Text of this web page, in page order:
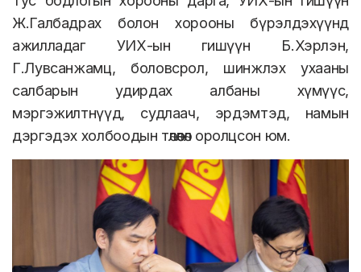
Ж.Галбадрах болон хорооны бүрэлдэхүүнд
ажилладаг УИХ-ын гишүүн Б.Хэрлэн,
Г.Лувсанжамц, боловсрол, шинжлэх ухааны
салбарын удирдах албаны хүмүүс,
мэргэжилтнүүд, судлаач, эрдэмтэд, намын
дэргэдэх холбоодын төлөөлөл оролцсон юм.